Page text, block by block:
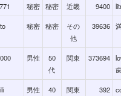
秘密 秘密 近畿 9400
秘密 秘密
その
他
39636
男性
50
代
関東 373694
男性
40
関東 392